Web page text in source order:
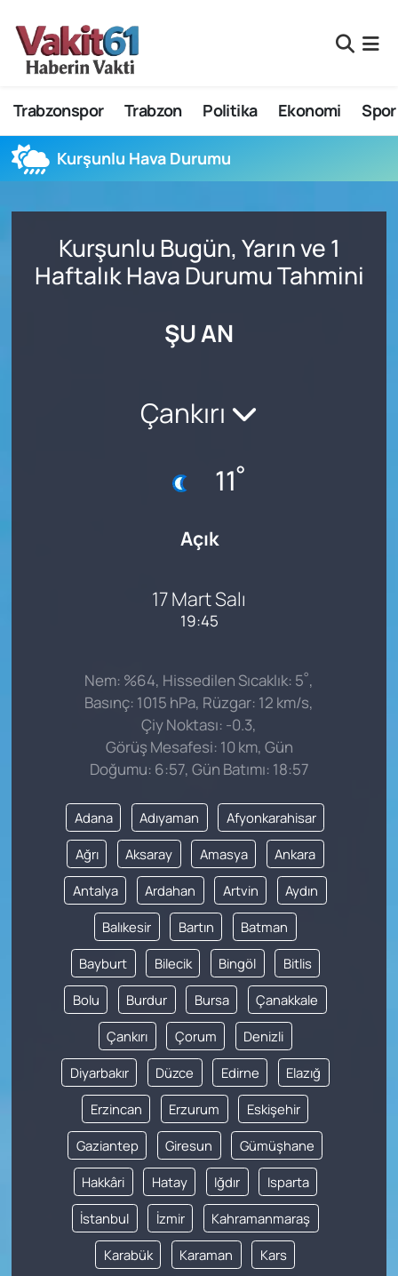
Trabzonspor Trabzon Politika Ekonomi Spor
Kurşunlu Hava Durumu
Kurşunlu Bugün, Yarın ve 1
Haftalık Hava Durumu Tahmini
ŞU AN
Çankırı
11°
Açık
17 Mart Salı
19:45
Nem: %64, Hissedilen Sıcaklık: 5°,
Basınç: 1015 hPa, Rüzgar: 12 km/s,
Çiy Noktası: -0.3,
Görüş Mesafesi: 10 km, Gün
Doğumu: 6:57, Gün Batımı: 18:57
Adana Adıyaman Afyonkarahisar
Ağrı Aksaray Amasya Ankara
Antalya Ardahan Artvin Aydın
Balıkesir Bartın Batman
Bayburt Bilecik Bingöl Bitlis
Bolu Burdur Bursa Çanakkale
Çankırı Çorum Denizli
Diyarbakır Düzce Edirne Elazığ
Erzincan Erzurum Eskişehir
Gaziantep Giresun Gümüşhane
Hakkâri Hatay Iğdır Isparta
İstanbul İzmir Kahramanmaraş
Karabük Karaman Kars
Nöbetçi Eczaneler
Hava Durumu
Namaz Vakitleri
Süper Lig Puan Durumu ve Fikstür
Son Dakika Haberleri